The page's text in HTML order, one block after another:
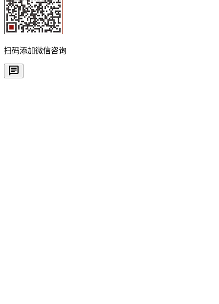
扫码添加微信咨询
chat